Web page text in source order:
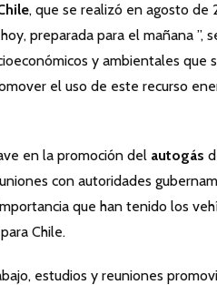
, que se realizó en agosto de
preparada para el mañana ”,
y ambientales que
el uso de este recurso
en la promoción del autogás
con autoridades
que han tenido los
Chile.
estudios y reuniones